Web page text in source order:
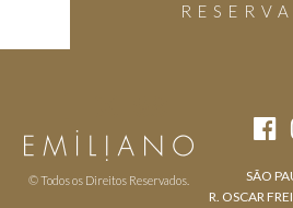
© Todos os Direitos Reservados.
SÃO
R. OSCAR